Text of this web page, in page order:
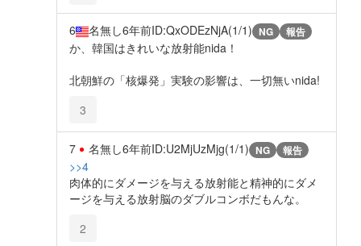
6 名無し6年前ID:QxODEzNjA(1/1) NG 報告
か、韓国はきれいな放射能nida！
北朝鮮の「核爆発」実験の影響は、一切無いnida!
3
7 名無し6年前ID:U2MjUzMjg(1/1) NG 報告
>>4
肉体的にダメージを与える放射能と精神的にダメ
ージを与える放射脳のダブルコンボだもんな。
2